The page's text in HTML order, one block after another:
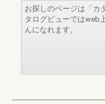
お探しのページは「カ
タログビューではweb
んになれます。